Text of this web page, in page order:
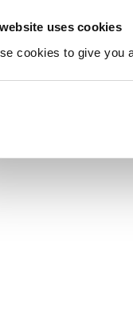
uses cookies
cookies to give you